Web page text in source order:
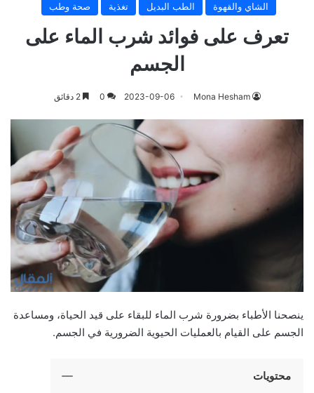
الشاي والقهوة الطب البديل تغذية صحة وطب
تعرف على فوائد شرب الماء على
الجسم
Mona Hesham
2023-09-06
0 2 دقائق
ينصحنا الأطباء بضرورة شرب الماء للبقاء على قيد الحياة، ومساعدة
الجسم على القيام بالعمليات الحيوية الضرورية في الجسم.
محتويات